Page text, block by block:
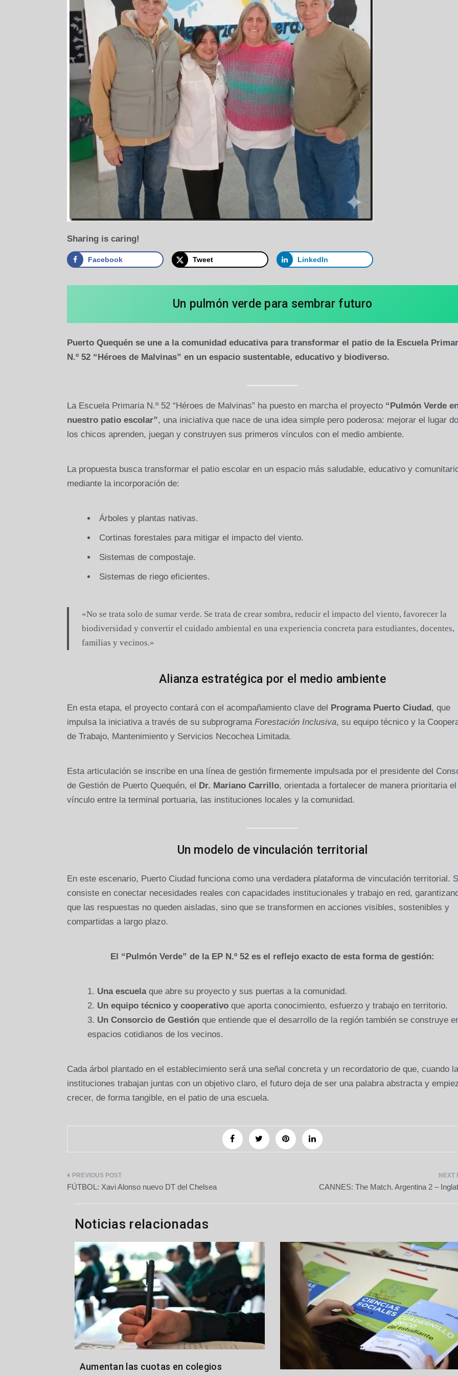
Sharing is caring!
Facebook Tweet LinkedIn
Un pulmón verde para sembrar futuro
Puerto Quequén se une a la comunidad educativa para transformar el patio de la Escuela
N.º 52 “Héroes de Malvinas” en un espacio sustentable, educativo y biodiverso.
La Escuela Primaria N.º 52 “Héroes de Malvinas” ha puesto en marcha el proyecto “Pulmón Verde
nuestro patio escolar”, una iniciativa que nace de una idea simple pero poderosa: mejorar el lugar
los chicos aprenden, juegan y construyen sus primeros vínculos con el medio ambiente.
La propuesta busca transformar el patio escolar en un espacio más saludable, educativo y
mediante la incorporación de:
Árboles y plantas nativas.
Cortinas forestales para mitigar el impacto del viento.
Sistemas de compostaje.
Sistemas de riego eficientes.
«No se trata solo de sumar verde. Se trata de crear sombra, reducir el impacto del viento, favorecer la
biodiversidad y convertir el cuidado ambiental en una experiencia concreta para estudiantes, docentes,
familias y vecinos.»
Alianza estratégica por el medio ambiente
En esta etapa, el proyecto contará con el acompañamiento clave del Programa Puerto Ciudad , que
impulsa la iniciativa a través de su subprograma Forestación Inclusiva, su equipo técnico y la
de Trabajo, Mantenimiento y Servicios Necochea Limitada.
Esta articulación se inscribe en una línea de gestión firmemente impulsada por el presidente del
de Gestión de Puerto Quequén, el
Dr. Mariano Carrillo, orientada a fortalecer de manera prioritaria el
vínculo entre la terminal portuaria, las instituciones locales y la comunidad.
Un modelo de vinculación territorial
En este escenario, Puerto Ciudad funciona como una verdadera plataforma de vinculación territorial.
consiste en conectar necesidades reales con capacidades institucionales y trabajo en red,
que las respuestas no queden aisladas, sino que se transformen en acciones visibles, sostenibles y
compartidas a largo plazo.
El “Pulmón Verde” de la EP N.º 52 es el reflejo exacto de esta forma de gestión:
Una escuelaque abre su proyecto y sus puertas a la comunidad.
Un equipo técnico y cooperativoque aporta conocimiento, esfuerzo y trabajo en territorio.
Un Consorcio de Gestiónque entiende que el desarrollo de la región también se construye
espacios cotidianos de los vecinos.
Cada árbol plantado en el establecimiento será una señal concreta y un recordatorio de que, cuando
instituciones trabajan juntas con un objetivo claro, el futuro deja de ser una palabra abstracta y
crecer, de forma tangible, en el patio de una escuela.
Navegación
de
entradas
FÚTBOL: Xavi Alonso nuevo DT del Chelsea CANNES: The Match. Argentina 2 –
Noticias relacionadas
Aumentan las cuotas en colegios